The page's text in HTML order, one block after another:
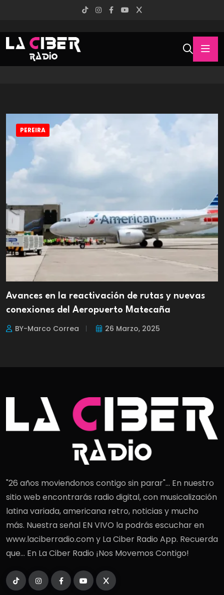
PEREIRA
Avances en la reactivación de rutas y nuevas
conexiones del Aeropuerto Matecaña
BY-Marco Correa 26 Marzo, 2025
"26 años moviendonos contigo sin parar"... En nuestro
sitio web encontrarás radio digital, con musicalización
latina variada, americana retro, noticias y mucho
más. Nuestra señal EN VIVO la podrás escuchar en
www.laciberradio.com y La Ciber Radio App. Recuerda
que... En La Ciber Radio ¡Nos Movemos Contigo!